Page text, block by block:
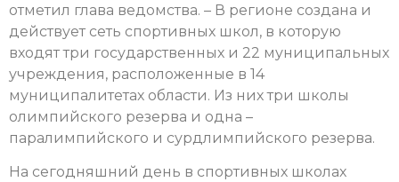
отметил глава ведомства. – В регионе создана и
действует сеть спортивных школ, в которую
входят три государственных и 22 муниципальных
учреждения, расположенные в 14
муниципалитетах области. Из них три школы
олимпийского резерва и одна –
паралимпийского и сурдлимпийского резерва.
На сегодняшний день в спортивных школах